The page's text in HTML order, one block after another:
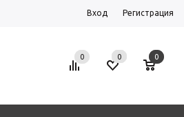
Вход Регистрация
0 0 0